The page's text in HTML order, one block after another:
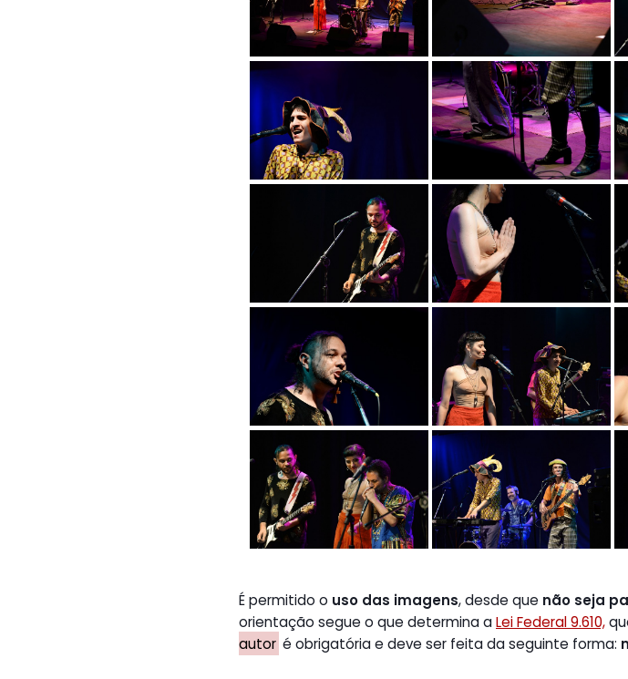
É permitido o uso das imagens, desde que não seja
orientação segue o que determina aLei Federal 9.610,
autor é obrigatória e deve ser feita da seguinte forma: